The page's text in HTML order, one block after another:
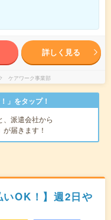
詳しく見る
ケアワーク事業部
」をタップ！
、派遣会社から
が届きます！
いOK！】週2日や